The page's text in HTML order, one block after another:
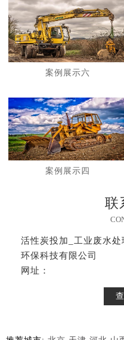
案例展示六
案例展示四
联
活性炭投加_工业废水
环保科技有限公司
网址：